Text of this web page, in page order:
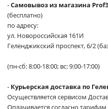
-Самовывоз из магазина
(бесплатно)
по адресу:
ул. Новороссийская 161И
Геленджикский проспект, 6/2
(пн-сб: 8:00-18:00; вс: 9:00-17:00)
- Курьерская доставка по
Осуществляется сервисом
Оплачивается согласно тарифам